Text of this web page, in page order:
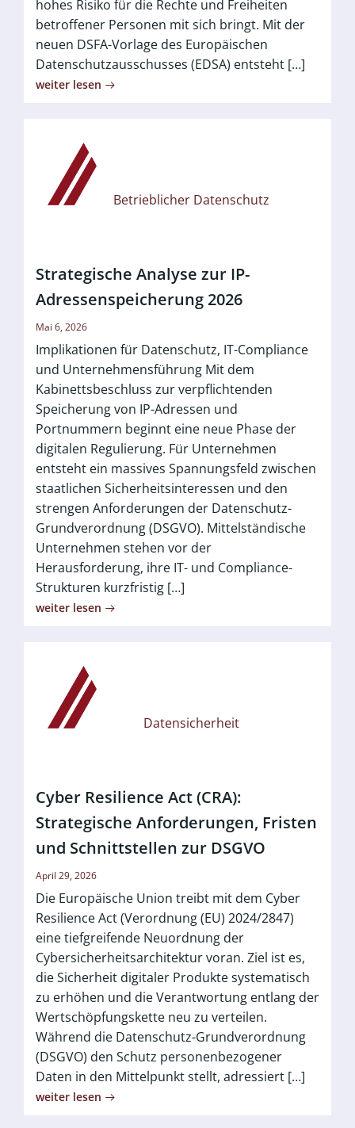
hohes Risiko für die Rechte und Freiheiten
betroffener Personen mit sich bringt. Mit der
neuen DSFA-Vorlage des Europäischen
Datenschutzausschusses (EDSA) entsteht […]
weiter lesen
Betrieblicher Datenschutz
Strategische Analyse zur IP-
Adressenspeicherung 2026
Mai 6, 2026
Implikationen für Datenschutz, IT-Compliance
und Unternehmensführung Mit dem
Kabinettsbeschluss zur verpflichtenden
Speicherung von IP-Adressen und
Portnummern beginnt eine neue Phase der
digitalen Regulierung. Für Unternehmen
entsteht ein massives Spannungsfeld zwischen
staatlichen Sicherheitsinteressen und den
strengen Anforderungen der Datenschutz-
Grundverordnung (DSGVO). Mittelständische
Unternehmen stehen vor der
Herausforderung, ihre IT- und Compliance-
Strukturen kurzfristig […]
weiter lesen
Datensicherheit
Cyber Resilience Act (CRA):
Strategische Anforderungen, Fristen
und Schnittstellen zur DSGVO
April 29, 2026
Die Europäische Union treibt mit dem Cyber
Resilience Act (Verordnung (EU) 2024/2847)
eine tiefgreifende Neuordnung der
Cybersicherheitsarchitektur voran. Ziel ist es,
die Sicherheit digitaler Produkte systematisch
zu erhöhen und die Verantwortung entlang der
Wertschöpfungskette neu zu verteilen.
Während die Datenschutz-Grundverordnung
(DSGVO) den Schutz personenbezogener
Daten in den Mittelpunkt stellt, adressiert […]
weiter lesen